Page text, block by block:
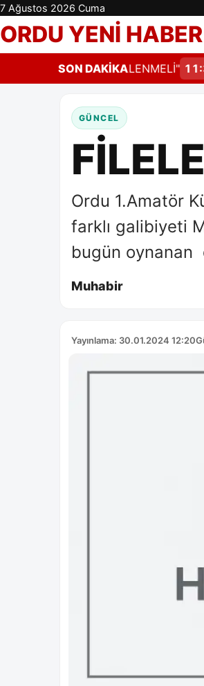
7 Ağustos 2026 Cuma
ORDU YENİ HABER
SON DAKİKA
DERHAL GÜNCELLENMELİ" 11:35
GÜNCEL
Ordu 1.Amatör
farklı galibiyeti
bugün oynanan
Muhabir
Yayınlama: 30.01.2024 12:20